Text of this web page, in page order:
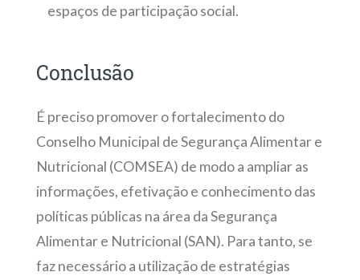
espaços de participação social.
Conclusão
É preciso promover o fortalecimento do
Conselho Municipal de Segurança Alimentar e
Nutricional (COMSEA) de modo a ampliar as
informações, efetivação e conhecimento das
políticas públicas na área da Segurança
Alimentar e Nutricional (SAN). Para tanto, se
faz necessário a utilização de estratégias